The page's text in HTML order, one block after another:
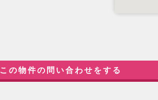
この物件の問い合わせをする